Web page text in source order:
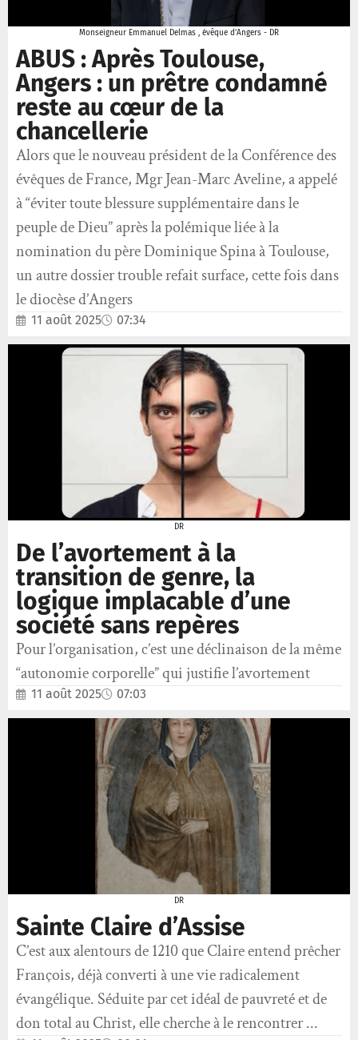
Monseigneur Emmanuel Delmas , évêque d'Angers - DR
ABUS : Après Toulouse,
Angers : un prêtre condamné
reste au cœur de la
chancellerie
Alors que le nouveau président de la Conférence des
évêques de France, Mgr Jean-Marc Aveline, a appelé
à “éviter toute blessure supplémentaire dans le
peuple de Dieu” après la polémique liée à la
nomination du père Dominique Spina à Toulouse,
un autre dossier trouble refait surface, cette fois dans
le diocèse d’Angers
11 août 2025 07:34
DR
De l’avortement à la
transition de genre, la
logique implacable d’une
société sans repères
Pour l’organisation, c’est une déclinaison de la même
“autonomie corporelle” qui justifie l’avortement
11 août 2025 07:03
DR
Sainte Claire d’Assise
C’est aux alentours de 1210 que Claire entend prêcher
François, déjà converti à une vie radicalement
évangélique. Séduite par cet idéal de pauvreté et de
don total au Christ, elle cherche à le rencontrer ...